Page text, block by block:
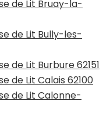
de Lit Bruay-la-
de Lit Bully-les-
de Lit Burbure 62151
de Lit Calais 62100
de Lit Calonne-